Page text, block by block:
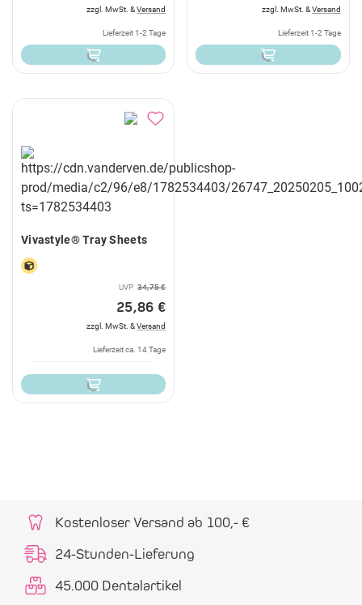
zzgl. MwSt. &Versand
Lieferzeit 1-2 Tage
zzgl. MwSt. &Versand
Lieferzeit 1-2 Tage
Vivastyle® Tray Sheets
UVP 34,75 €
25,86 €
zzgl. MwSt. &Versand
Lieferzeit ca. 14 Tage
Kostenloser Versand ab 100,- €
24-Stunden-Lieferung
45.000 Dentalartikel